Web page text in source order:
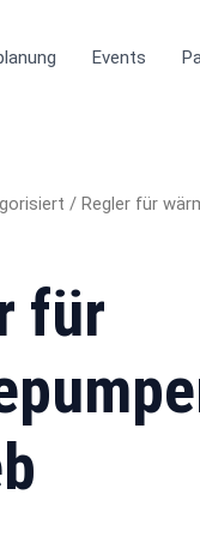
Events
/ Regler für
für